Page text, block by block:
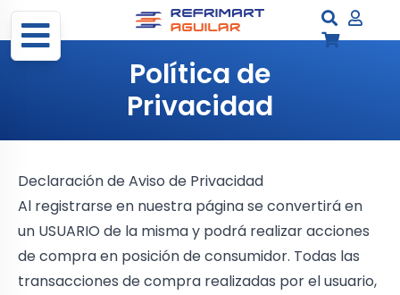
Política de
Privacidad
Declaración de Aviso de Privacidad
Al registrarse en nuestra página se convertirá en
un USUARIO de la misma y podrá realizar acciones
de compra en posición de consumidor. Todas las
transacciones de compra realizadas por el usuario,